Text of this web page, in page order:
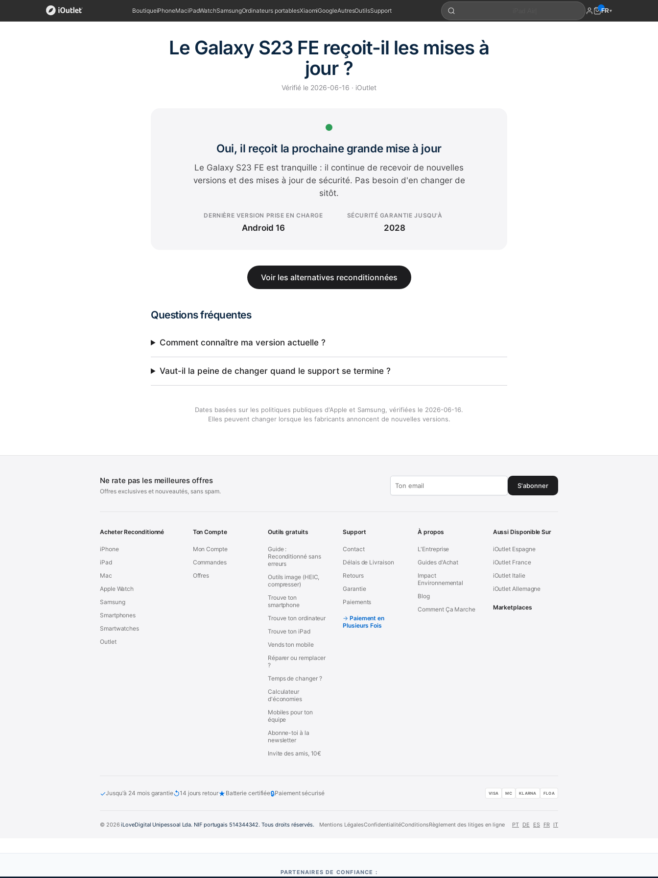
BoutiqueiPhoneMaciPadWatchSamsungOrdinateurs portablesXiaomiGoogleAutresOutilsSupport FR▾
Le Galaxy S23 FE reçoit-il les mises à
jour ?
Vérifié le 2026-06-16 · iOutlet
Oui, il reçoit la prochaine grande mise à jour
Le Galaxy S23 FE est tranquille : il continue de recevoir de nouvelles
versions et des mises à jour de sécurité. Pas besoin d'en changer de
sitôt.
DERNIÈRE VERSION PRISE EN CHARGE
Android 16
SÉCURITÉ GARANTIE JUSQU'À
2028
Voir les alternatives reconditionnées
Questions fréquentes
Comment connaître ma version actuelle ?
Vaut-il la peine de changer quand le support se termine ?
Dates basées sur les politiques publiques d'Apple et Samsung, vérifiées le 2026-06-16.
Elles peuvent changer lorsque les fabricants annoncent de nouvelles versions.
Ne rate pas les meilleures offres
Offres exclusives et nouveautés, sans spam.
S'abonner
Acheter Reconditionné
iPhone
iPad
Mac
Apple Watch
Samsung
Smartphones
Smartwatches
Outlet
Ton Compte
Mon Compte
Commandes
Offres
Outils gratuits
Guide :
Reconditionné sans
erreurs
Outils image (HEIC,
compresser)
Trouve ton
smartphone
Trouve ton ordinateur
Trouve ton iPad
Vends ton mobile
Réparer ou remplacer
?
Temps de changer ?
Calculateur
d'économies
Mobiles pour ton
équipe
Abonne-toi à la
newsletter
Invite des amis, 10€
Support
Contact
Délais de Livraison
Retours
Garantie
Paiements
Paiement en
Plusieurs Fois
À propos
L'Entreprise
Guides d'Achat
Impact
Environnemental
Blog
Comment Ça Marche
Aussi Disponible Sur
iOutlet Espagne
iOutlet France
iOutlet Italie
iOutlet Allemagne
Marketplaces
✓Jusqu'à 24 mois garantie↺14 jours retour★ Batterie certifiée🔒Paiement sécurisé VISA MC KLARNA FLOA
© 2026iLoveDigital Unipessoal Lda. NIF portugais 514344342. Tous droits réservés. Mentions LégalesConfidentialitéConditionsRèglement des litiges en ligne PT DE ES FR IT
PARTENAIRES DE CONFIANCE :